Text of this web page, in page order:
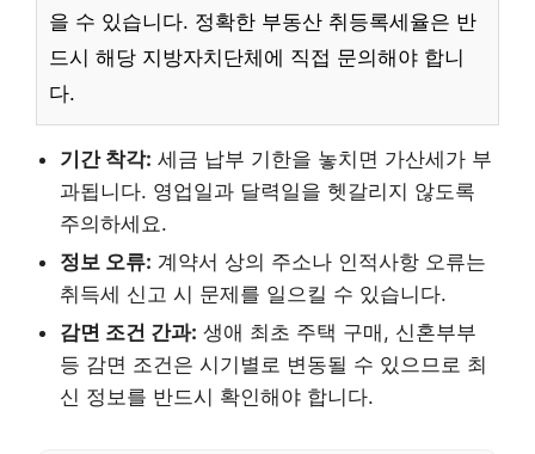
을 수 있습니다. 정확한 부동산 취등록세율은 반
드시 해당 지방자치단체에 직접 문의해야 합니
다.
기간 착각: 세금 납부 기한을 놓치면 가산세가 부
과됩니다. 영업일과 달력일을 헷갈리지 않도록
주의하세요.
정보 오류: 계약서 상의 주소나 인적사항 오류는
취득세 신고 시 문제를 일으킬 수 있습니다.
감면 조건 간과: 생애 최초 주택 구매, 신혼부부
등 감면 조건은 시기별로 변동될 수 있으므로 최
신 정보를 반드시 확인해야 합니다.